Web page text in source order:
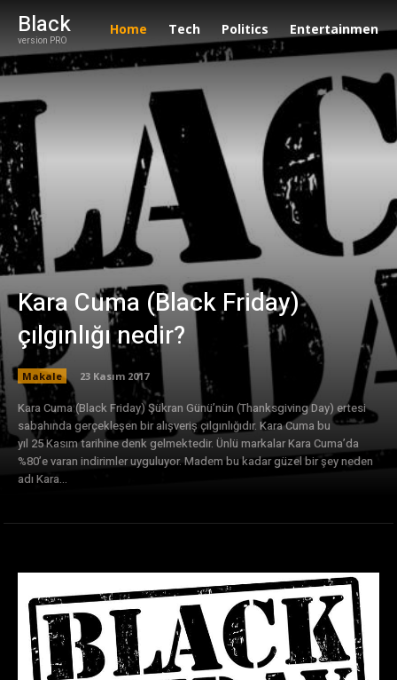
Black
version PRO
Home Tech Politics Entertainment
Kara Cuma (Black Friday)
çılgınlığı nedir?
Makale 23 Kasım 2017
Kara Cuma (Black Friday) Şükran Günü’nün (Thanksgiving Day) ertesi
sabahında gerçekleşen bir alışveriş çılgınlığıdır. Kara Cuma bu
yıl 25 Kasım tarihine denk gelmektedir. Ünlü markalar Kara Cuma’da
%80’e varan indirimler uyguluyor. Madem bu kadar güzel bir şey neden
adı Kara...